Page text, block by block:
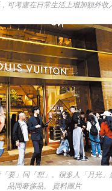
可考慮在日常生活上增加額外收
要」同「想」。很多人「月光」
品同奢侈品。 資料圖片